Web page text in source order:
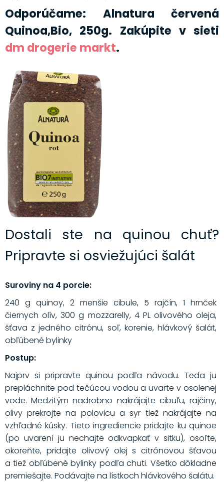
Odporúčame: Alnatura červená
Quinoa,Bio, 250g. Zakúpite v sieti
dm drogerie markt.
Dostali ste na quinou chuť?
Pripravte si osviežujúci šalát
Suroviny na 4 porcie:
240 g quinoy, 2 menšie cibule, 5 rajčín, 1 hrnček
čiernych olív, 300 g mozzarelly, 4 PL olivového oleja,
šťava z jedného citrónu, soľ, korenie, hlávkový šalát,
obľúbené bylinky
Postup:
Najprv si pripravte quinou podľa návodu. Teda ju
prepláchnite pod tečúcou vodou a uvarte v osolenej
vode. Medzitým nadrobno nakrájajte cibuľu, rajčiny,
olivy prekrojte na polovicu a syr tiež nakrájajte na
vzhľadné kúsky. Tieto ingrediencie pridajte ku quinoe
(po uvarení ju nechajte odkvapkať v sitku), osoľte,
okoreňte, pridajte olivový olej s citrónovou šťavou
a tiež obľúbené bylinky podľa chuti. Všetko dôkladne
premiešajte. Podávajte na lístkoch hlávkového šalátu.